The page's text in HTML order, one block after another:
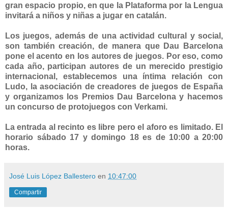
gran espacio propio, en que la Plataforma por la Lengua
invitará a niños y niñas a jugar en catalán.
Los juegos, además de una actividad cultural y social,
son también creación, de manera que Dau Barcelona
pone el acento en los autores de juegos. Por eso, como
cada año, participan autores de un merecido prestigio
internacional, establecemos una íntima relación con
Ludo, la asociación de creadores de juegos de España
y organizamos los Premios Dau Barcelona y hacemos
un concurso de protojuegos con Verkami.
La entrada al recinto es libre pero el aforo es limitado. El
horario sábado 17 y domingo 18 es de 10:00 a 20:00
horas.
José Luis López Ballestero en 10:47:00
Compartir